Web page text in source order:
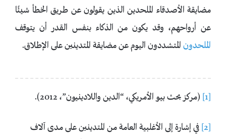
مضايقة الأصدقاء الملحدين الذين يقولون عن طريق الخطأ شيئًا
عن أرواحهم، وقد يكون من الذكاء بنفس القدر أن يتوقف
الملحدون المتشددون اليوم عن مضايقة المتدينين على الإطلاق.
[1] (مركز بحث بيو الأمريكي، “الدين واللادينيون”، 2012).
[2]
في إشارة إلى الأغلبية العامة من المتدينين على مدى آلاف